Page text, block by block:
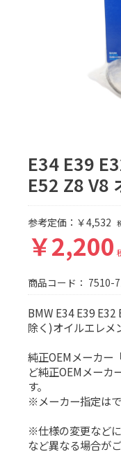
E34 E39
E52 Z8 V8
参考定価：￥4,532
￥2,200
商品コード： 7510-
BMW E34 E39
除く)オイルエレメ
純正OEMメーカー
ど純正OEMメーカ
す。
※メーカー指定はで
※仕様の変更など
など異なる場合が